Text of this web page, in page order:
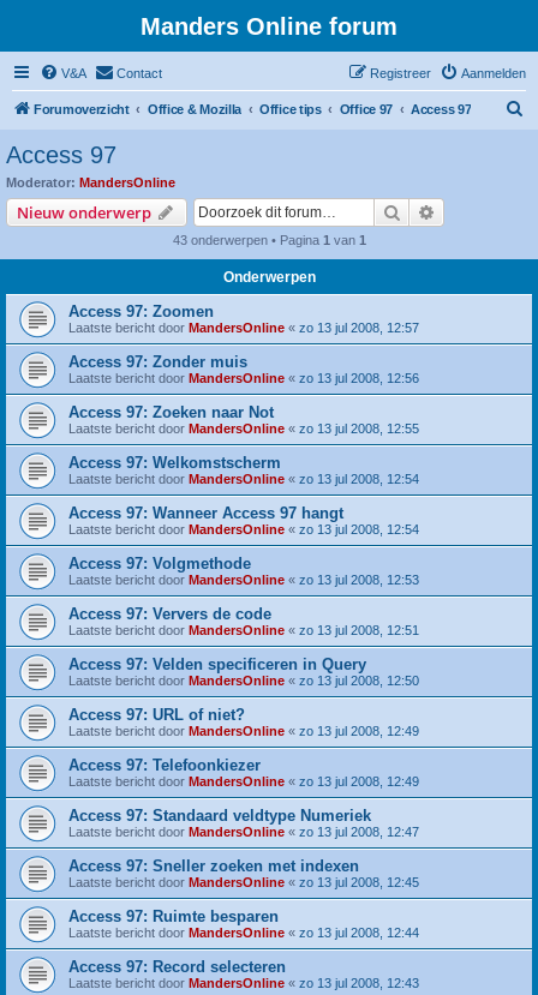
Manders Online forum
V&A Contact Aanmelden
Registreer
Forumoverzicht Office & Mozilla Office tips Office 97 Access 97
Access 97
Moderator: MandersOnline
Nieuw onderwerp Zoek
43 onderwerpen • Pagina 1 van 1
Onderwerpen
Access 97: Zoomen
Laatste bericht door MandersOnline « zo 13 jul 2008, 12:57
Access 97: Zonder muis
Laatste bericht door MandersOnline « zo 13 jul 2008, 12:56
Access 97: Zoeken naar Not
Laatste bericht door MandersOnline « zo 13 jul 2008, 12:55
Access 97: Welkomstscherm
Laatste bericht door MandersOnline « zo 13 jul 2008, 12:54
Access 97: Wanneer Access 97 hangt
Laatste bericht door MandersOnline « zo 13 jul 2008, 12:54
Access 97: Volgmethode
Laatste bericht door MandersOnline « zo 13 jul 2008, 12:53
Access 97: Ververs de code
Laatste bericht door MandersOnline « zo 13 jul 2008, 12:51
Access 97: Velden specificeren in Query
Laatste bericht door MandersOnline « zo 13 jul 2008, 12:50
Access 97: URL of niet?
Laatste bericht door MandersOnline « zo 13 jul 2008, 12:49
Access 97: Telefoonkiezer
Laatste bericht door MandersOnline « zo 13 jul 2008, 12:49
Access 97: Standaard veldtype Numeriek
Laatste bericht door MandersOnline « zo 13 jul 2008, 12:47
Access 97: Sneller zoeken met indexen
Laatste bericht door MandersOnline « zo 13 jul 2008, 12:45
Access 97: Ruimte besparen
Laatste bericht door MandersOnline « zo 13 jul 2008, 12:44
Access 97: Record selecteren
Laatste bericht door MandersOnline « zo 13 jul 2008, 12:43